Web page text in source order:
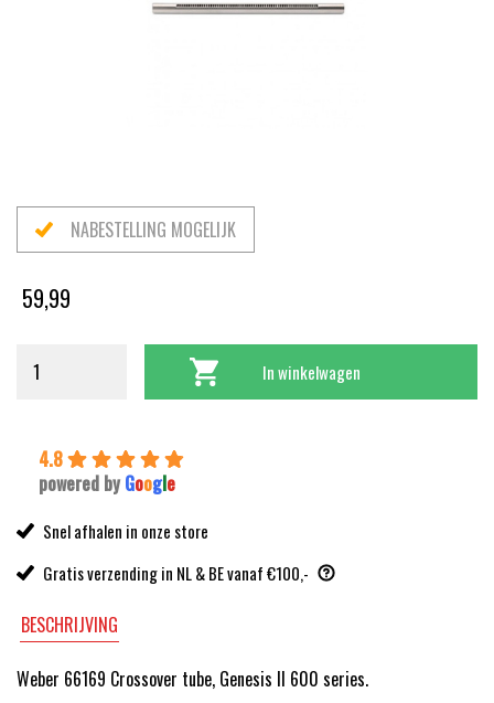
NABESTELLING MOGELIJK
59,99
In winkelwagen
4.8
powered by Google
Snel afhalen in onze store
Gratis verzending in NL & BE vanaf €100,-
BESCHRIJVING
Weber 66169 Crossover tube, Genesis II 600 series.